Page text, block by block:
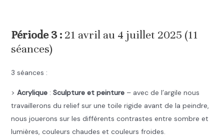
Période 3 :21 avril au 4 juillet 2025 (11
séances)
3 séances :
> Acrylique : Sculpture et peinture– avec de l’argile nous
travaillerons du relief sur une toile rigide avant de la peindre,
nous jouerons sur les différents contrastes entre sombre et
lumières, couleurs chaudes et couleurs froides.